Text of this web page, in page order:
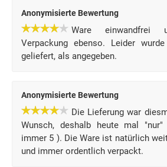
Anonymisierte Bewertung
Ware einwandfrei
Verpackung ebenso. Leider
geliefert, als angegeben.
Anonymisierte Bewertung
Die Lieferung war
Wunsch, deshalb heute mal
immer 5 ). Die Ware ist natürlich
und immer ordentlich verpackt.